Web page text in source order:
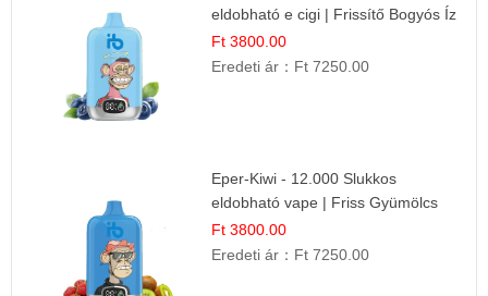
eldobható e cigi | Frissítő Bogyós Íz
Ft 3800.00
Eredeti ár： Ft 7250.00
Eper-Kiwi - 12.000 Slukkos
eldobható vape | Friss Gyümölcs
Kombináció
Ft 3800.00
Eredeti ár： Ft 7250.00